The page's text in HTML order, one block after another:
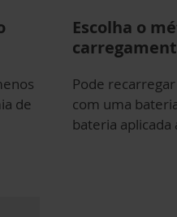
de
Escolha o
Pode
com uma
bateria